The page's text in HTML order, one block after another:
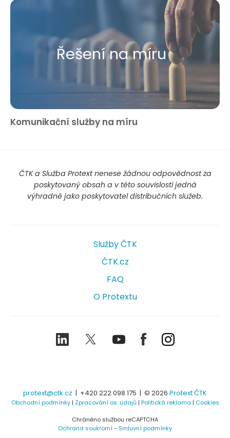
Řešení na míru
Komunikační služby na míru
ČTK a Služba Protext nenese žádnou odpovědnost za
poskytovaný obsah a v této souvislosti jedná
výhradně jako poskytovatel distribučních služeb.
Služby ČTK
ČTK.cz
FAQ
O Protextu
LinkedIn TwitterYoutubeFacebookInstagram
protext@ctk.cz | +420 222 098 175 | © 2026 Protext ČTK
Obchodní podmínky| Zpracování os. údajů| Politická reklama | Cookies
Chráněno službou reCAPTCHA
Ochrana soukromí- Smluvní podmínky